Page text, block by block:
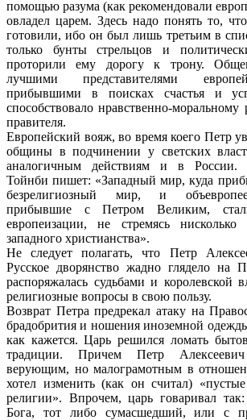
помощью разума (как рекомендовали
овладел царем. Здесь надо понять то,
готовили, ибо он был лишь третьим в
только бунты стрельцов и
проторили ему дорогу к трону.
лучшими представителями
прибывшими в поисках счастья и
способствовало нравственно-
правителя.
Европейский вояж, во время коего Петр
общины в подчинении у светских
аналогичным действиям и в России.
Тойнби пишет: «Западный мир, куда
безрелигиозный мир, и
прибывшие с Петром Великим,
европеизации, не стремясь
западного христианства».
Не следует полагать, что Петр
Русское дворянство жадно глядело на
распоряжалась судьбами и королевской
религиозные вопросы в свою пользу.
Возврат Петра предрекал атаку на
брадобрития и ношения иноземной
как кажется. Царь решился ломать
традиции. Причем Петр
верующим, но малограмотным в
хотел изменить (как он считал)
религии». Впрочем, царь говаривал
Бога, тот либо сумасшедший, или с